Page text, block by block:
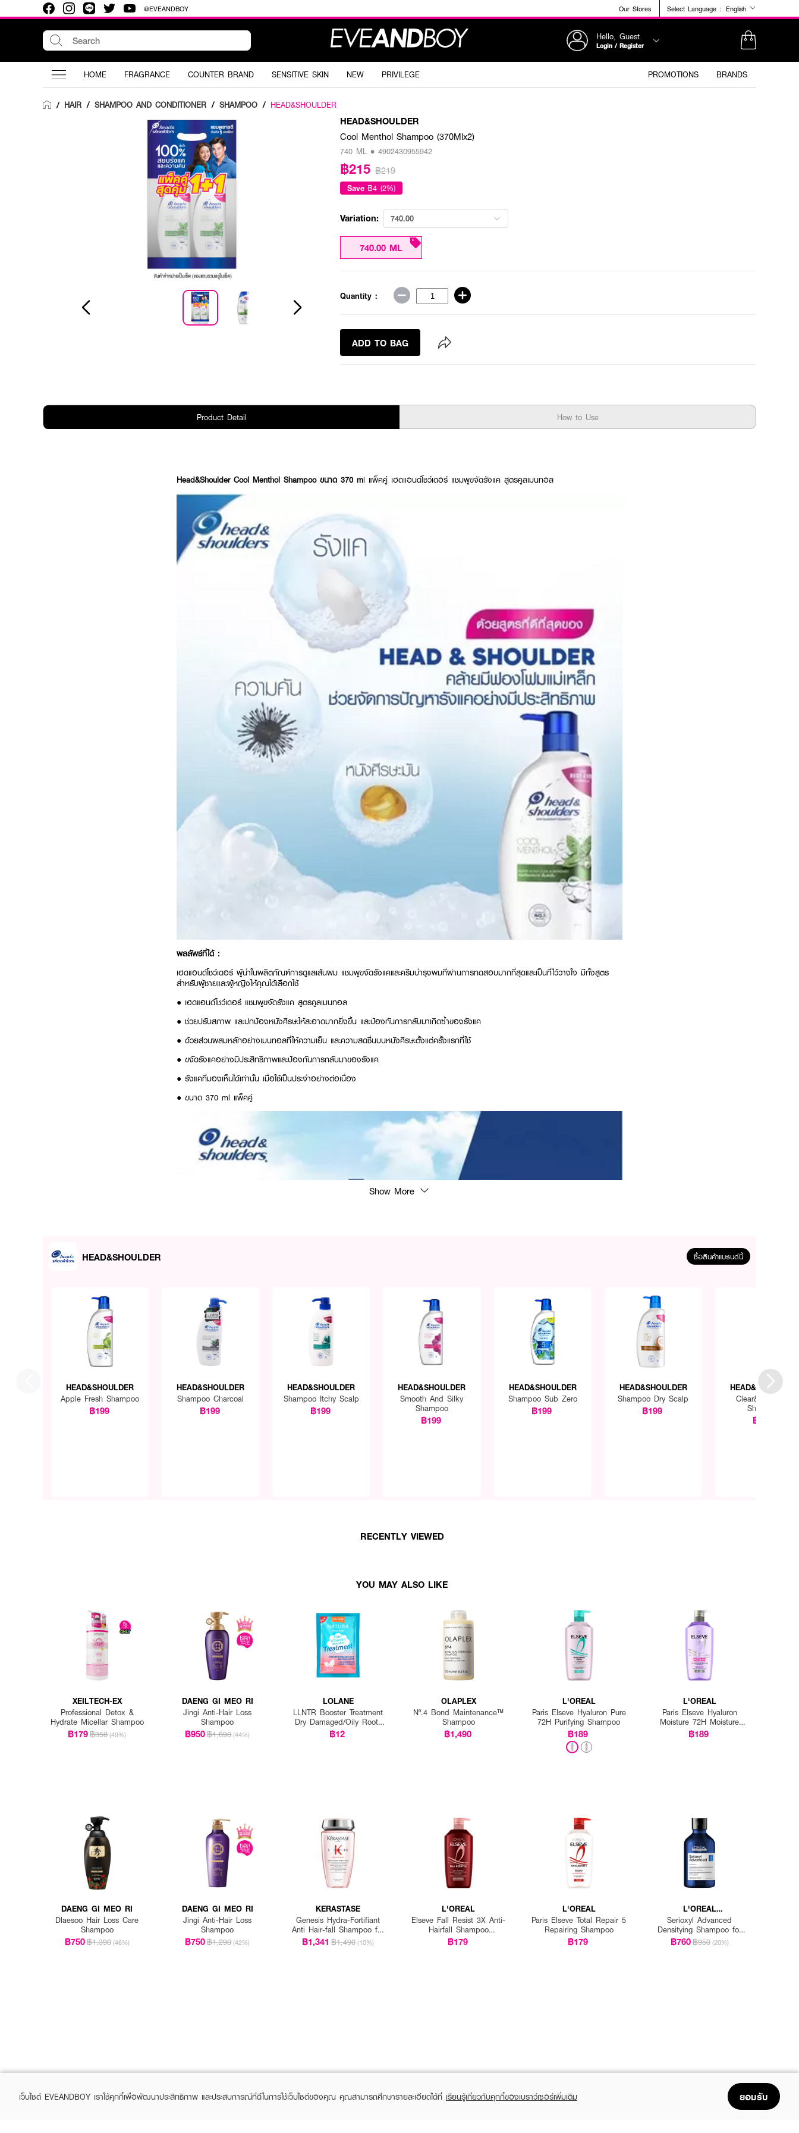
@EVEANDBOY Our Stores Select Language : English
Hello, Guest
Login / Register
HOME FRAGRANCE COUNTER BRAND SENSITIVE SKIN NEW PRIVILEGE PROMOTIONS BRANDS
/ HAIR / SHAMPOO AND CONDITIONER / SHAMPOO / HEAD&SHOULDER
HEAD&SHOULDER
Cool Menthol Shampoo (370Mlx2)
740 ML • 4902430955942
฿215 ฿219
Save ฿4 (2%)
Variation: 740.00
740.00 ML
Quantity :
ADD TO BAG
Product Detail How to Use
Head&Shoulder Cool Menthol Shampoo ขนาด 370 ml แพ็คคู่ เฮดแอนด์โชว์เดอร์ แชมพูขจัดรังแค สูตรคูลเมนทอล
ผลลัพธ์ที่ได้ :
เฮดแอนด์โชว์เดอร์ ผู้นำในผลิตภัณฑ์การดูแลเส้นผม แชมพูขจัดรังแคและครีมบำรุงผมที่ผ่านการทดสอบมากที่สุดและเป็นที่ไว้วางใจ มีทั้งสูตร
สำหรับผู้ชายและผู้หญิงให้คุณได้เลือกใช้
● เฮดแอนด์โชว์เดอร์ แชมพูขจัดรังแค สูตรคูลเมนทอล
● ช่วยปรับสภาพ และปกป้องหนังศีรษะให้สะอาดมากยิ่งขึ้น และป้องกันการกลับมาเกิดซ้ำของรังแค
● ด้วยส่วนผสมหลักอย่างเมนทอลที่ให้ความเย็น และความสดชื่นบนหนังศีรษะตั้งแต่ครั้งแรกที่ใช้
● ขจัดรังแคอย่างมีประสิทธิภาพและป้องกันการกลับมาของรังแค
● รังแคที่มองเห็นได้เท่านั้น เมื่อใช้เป็นประจำอย่างต่อเนื่อง
● ขนาด 370 ml แพ็คคู่
ใช้ Head&Shoulder Cool Menthol Shampoo ทำความสะอาดเส้นผม
Show More
HEAD&SHOULDER ซื้อสินค้าแบรนด์นี้
HEAD&SHOULDER
Apple Fresh Shampoo
฿199
HEAD&SHOULDER
Shampoo Charcoal
฿199
HEAD&SHOULDER
Shampoo Itchy Scalp
฿199
HEAD&SHOULDER
Smooth And Silky
Shampoo
฿199
HEAD&SHOULDER
Shampoo Sub Zero
฿199
HEAD&SHOULDER
Shampoo Dry Scalp
฿199
HEAD&SHOULDER
Clear&Balanced
Shampoo
฿199
RECENTLY VIEWED
YOU MAY ALSO LIKE
XEILTECH-EX
Professional Detox &
Hydrate Micellar Shampoo
฿179฿350 (49%)
DAENG GI MEO RI
Jingi Anti-Hair Loss
Shampoo
฿950฿1,690 (44%)
LOLANE
LLNTR Booster Treatment
Dry Damaged/Oily Roots
25g P12
฿12
OLAPLEX
Nº.4 Bond Maintenance™
Shampoo
฿1,490
L'OREAL
Paris Elseve Hyaluron Pure
72H Purifying Shampoo
฿189
L'OREAL
Paris Elseve Hyaluron
Moisture 72H Moisture
Filling Shampoo
฿189
DAENG GI MEO RI
Dlaesoo Hair Loss Care
Shampoo
฿750฿1,390 (46%)
DAENG GI MEO RI
Jingi Anti-Hair Loss
Shampoo
฿750฿1,290 (42%)
KERASTASE
Genesis Hydra-Fortifiant
Anti Hair-fall Shampoo for
Fine Hair
฿1,341 ฿1,490 (10%)
L'OREAL
Elseve Fall Resist 3X Anti-
Hairfall Shampoo
Scalp+Hair
฿179
L'OREAL
Paris Elseve Total Repair 5
Repairing Shampoo
฿179
L'OREAL
PROFESSIONNEL
Serioxyl Advanced
Densitying Shampoo for
Thinning Hair
฿760฿950 (20%)
เว็บไซต์ EVEANDBOY เราใช้คุกกี้เพื่อพัฒนาประสิทธิภาพ และประสบการณ์ที่ดีในการใช้เว็บไซต์ของคุณ คุณสามารถศึกษารายละเอียดได้ที่ เรียนรู้เกี่ยวกับคุกกี้ของเบราว์เซอร์เพิ่มเติม ยอมรับ